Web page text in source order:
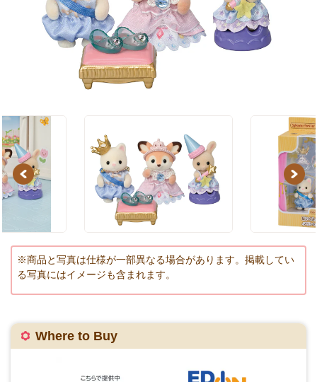
Previous Next
※商品と写真は仕様が一部異なる場合があります。掲載してい
る写真にはイメージも含まれます。
Where to Buy